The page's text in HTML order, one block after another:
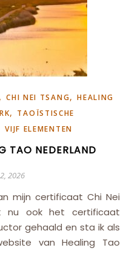
,CHI NEI TSANG,HEALING
, TAOÏSTISCHE
VIJF ELEMENTEN
TAO NEDERLAND
2026
nu ook het certificaat
gehaald en sta ik als
van Healing Tao